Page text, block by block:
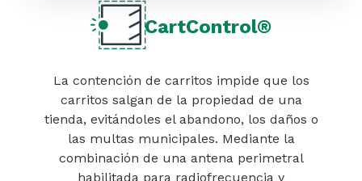
CartControl®
La contención de carritos impide que los
carritos salgan de la propiedad de una
tienda, evitándoles el abandono, los daños o
las multas municipales. Mediante la
combinación de una antena perimetral
habilitada para radiofrecuencia y